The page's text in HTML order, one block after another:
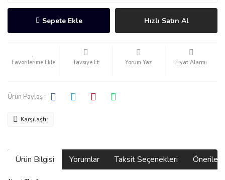
Sepete Ekle Hızlı Satın Al
Tavsiye Et Yorum Yaz Fiyat Alarmı
Ürün Paylaş :
Karşılaştır
Ürün Bilgisi Yorumlar Taksit Seçenekleri